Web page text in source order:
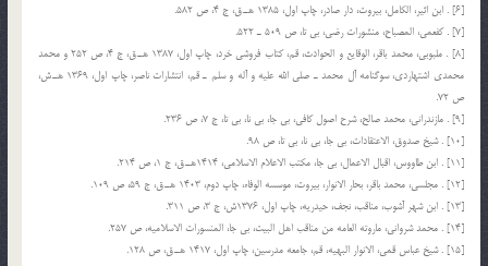
[6] . ابن اثیر، الکامل، بیروت، دار صادر، چاپ اول، 1385 هـ.ق، ج 4، ص 582.
[7] . کفعمی، المصباح، منشورات رضی، بی تا، ص 509 ـ 522.
[8] . ملبوبی، محمد باقر، الوقایع و الحوادث، قم، کتاب فروشی خرد، چاپ اول، 1387 هـ.ق، ج 4، ص 252 و محمد
محمدی اشتهاردی، سوگنامه آل محمد ـ صلی الله علیه و آله و سلم ـ قم، انتشارات ناصر، چاپ اول، 1369 هـ.ش،
ص 72.
[9] . مازندرانی، محمد صالح، شرح اصول کافی، بی جا، بی نا، بی تا، ج 7، ص 236.
[10] . شیخ صدوق، الاعتقادات، بی جا، بی نا، بی تا، ص 98.
[11] . ابن طاووس، اقبال الاعمال، بی جا، مکتب الاعلام الاسلامی، 1414هـ.ق، ج 1، ص 214.
[12] . مجلسی، محمد باقر، بحار الانوار، بیروت، موسسه الوفاء، چاپ دوم، 1403 هـ.ق، ج 59، ص 109.
[13] . ابن شهر آشوب، مناقب، نجف، حیدریه، چاپ اول، 1376ش، ج 3، ص 311.
[14] . محمد شروانی، ماروته العامه من مناقب اهل البیت، بی جا، المنسورات الاسلامیه، ص 257.
[15] . شیخ عباس قمی، الانوار البهیه، قم، جامعه مدرسین، چاپ اول، 1417 هـ.ق، ص 128.